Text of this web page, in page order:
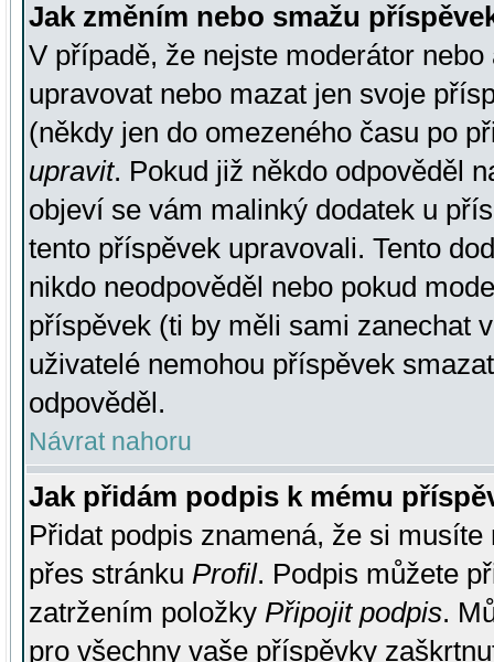
Jak změním nebo smažu
V případě, že nejste moderátor
upravovat nebo mazat jen svoje
(někdy jen do omezeného času po
upravit. Pokud již někdo odpověděl
objeví se vám malinký dodatek u
tento příspěvek upravovali. Tento
nikdo neodpověděl nebo pokud
příspěvek (ti by měli sami zanechat
uživatelé nemohou příspěvek
odpověděl.
Návrat nahoru
Jak přidám podpis k mému
Přidat podpis znamená, že si
přes stránku Profil. Podpis můžete
zatržením položky Připojit podpis.
pro všechny vaše příspěvky